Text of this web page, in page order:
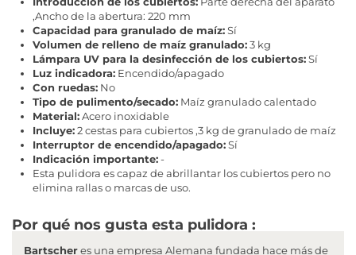
,Ancho de la abertura: 220 mm
Capacidad para granulado de maíz:Sí
Volumen de relleno de maíz granulado:3 kg
Lámpara UV para la desinfección de los cubiertos:Sí
Luz indicadora: Encendido/apagado
Con ruedas: No
Tipo de pulimento/secado: Maíz granulado calentado
Material:Acero inoxidable
Incluye:2 cestas para cubiertos ,3 kg de granulado de maíz
Interruptor de encendido/apagado:Sí
Indicación importante:-
Esta pulidora es capaz de abrillantar los cubiertos pero no
elimina rallas o marcas de uso.
Por qué nos gusta esta pulidora :
Bartscheres una empresa Alemana fundada hace más de